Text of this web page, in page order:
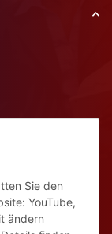
Sie den
YouTube,
ändern